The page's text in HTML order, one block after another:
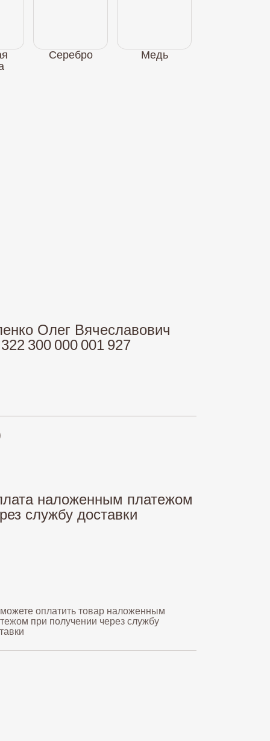
Медь
Серебро
оплатить товар наложенным
при получении через службу
наложенным платежом
службу доставки
Олег Вячеславович
300 000 001 927